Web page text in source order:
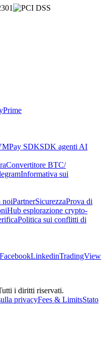
Prime
Pay SDKSDK agenti AI
Convertitore BTC/
Informativa sui
noiPartnerSicurezzaProva di
Hub esplorazione crypto-
Politica sui conflitti di
FacebookLinkedinTradingView
i diritti riservati.
privacyFees & LimitsStato